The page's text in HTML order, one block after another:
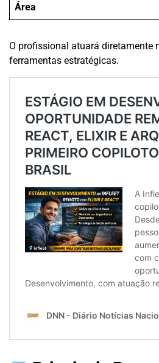
Área
O profissional atuará diretamente
ferramentas estratégicas.